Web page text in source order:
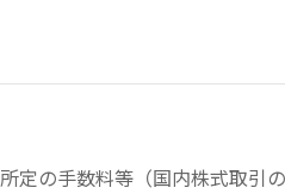
定の手数料等（国内株式取引